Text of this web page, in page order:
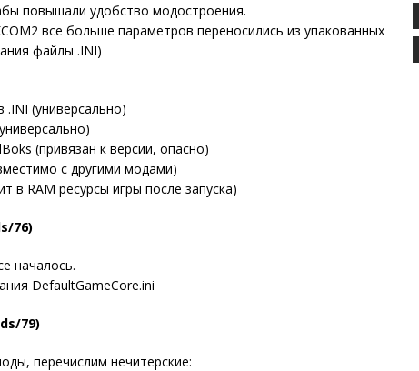
повышали удобство модостроения.
все больше параметров переносились из упакованных
файлы .INI)
.INI (универсально)
(привязан к версии, опасно)
с другими модами)
в RAM ресурсы игры после запуска)
76)
началось.
DefaultGameCore.ini
79)
перечислим нечитерские: